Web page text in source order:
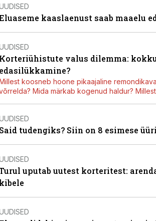
kaaslaenust saab maaelu
Korteriühistute valus dilemma:
edasilükkamine?
koosneb hoone pikaajaline
Mida märkab kogenud haldur?
Said tudengiks? Siin on 8 esimese
uputab uutest korteritest:
kibele